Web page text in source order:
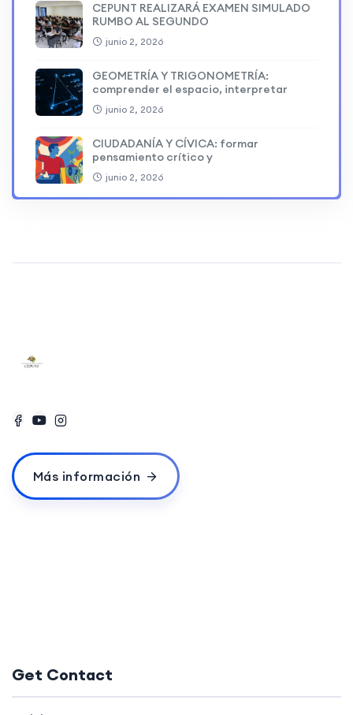
CEPUNT REALIZARÁ EXAMEN SIMULADO
RUMBO AL SEGUNDO
junio 2, 2026
GEOMETRÍA Y TRIGONOMETRÍA:
comprender el espacio, interpretar
junio 2, 2026
CIUDADANÍA Y CÍVICA: formar
pensamiento crítico y
junio 2, 2026
Más información
Get Contact